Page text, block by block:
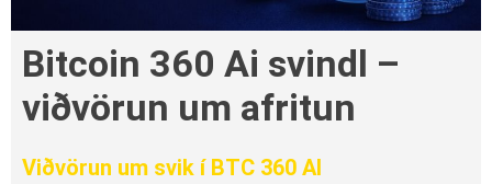
Bitcoin 360 Ai svindl –
viðvörun um afritun
Viðvörun um svik í BTC 360 AI